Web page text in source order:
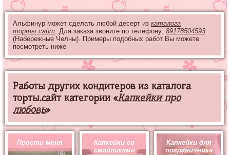
Альфинур может сделать любой десерт из каталога
торты.сайт. Для заказа звоните по телефону: 89178504593
(Набережные Челны). Примеры подобных работ Вы можете
посмотреть ниже
Работы других кондитеров из каталога
торты.сайт категории «Капкейки про
любовь»
Прости меня
Капкейки со
смайликами
Капкейки для
пограничника